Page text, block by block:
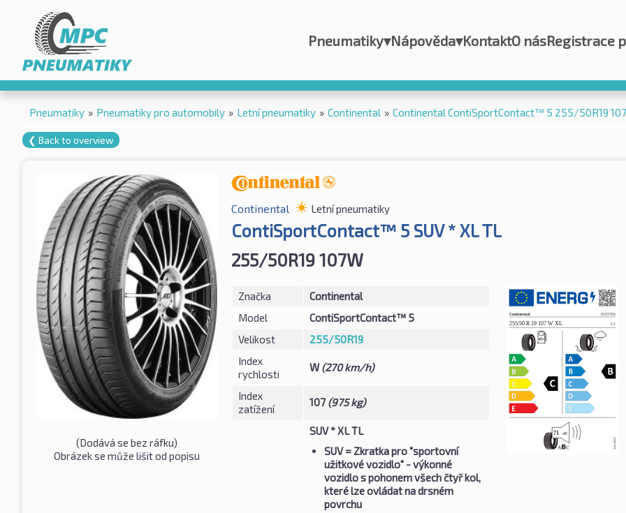
Pneumatiky▾Nápověda▾KontaktO násRegistrace
Pneumatiky » Pneumatiky pro automobily » Letní pneumatiky » Continental » Continental ContiSportContact™ 5 255/50R19
❮ Back to overview
(Dodává se bez ráfku)
Obrázek se může lišit od popisu
Continental Letní pneumatiky
ContiSportContact™ 5 SUV * XL TL
255/50R19 107W
Značka
Continental
Model
ContiSportContact™ 5
Velikost
255/50R19
Index
rychlosti
W(270 km/h)
Index
zatížení
107 (975 kg)
SUV * XL TL
SUV= Zkratka pro "sportovní
užitkové vozidlo" - výkonné
vozidlo s pohonem všech čtyř kol,
které lze ovládat na drsném
povrchu